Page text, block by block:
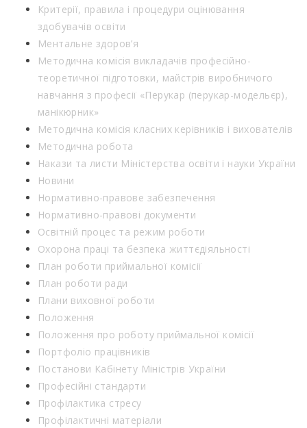
Критерії, правила і процедури оцінювання
здобувачів освіти
Ментальне здоров’я
Методична комісія викладачів професійно-
теоретичної підготовки, майстрів виробничого
навчання з професії «Перукар (перукар-модельєр),
манікюрник»
Методична комісія класних керівників і вихователів
Методична робота
Накази та листи Міністерства освіти і науки України
Новини
Нормативно-правове забезпечення
Нормативно-правові документи
Освітній процес та режим роботи
Охорона праці та безпека життєдіяльності
План роботи приймальної комісії
План роботи ради
Плани виховної роботи
Положення
Положення про роботу приймальної комісії
Портфоліо працівників
Постанови Кабінету Міністрів України
Професійні стандарти
Профілактика стресу
Профілактичні матеріали